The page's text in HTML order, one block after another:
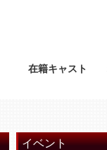
在籍キャスト
イベント